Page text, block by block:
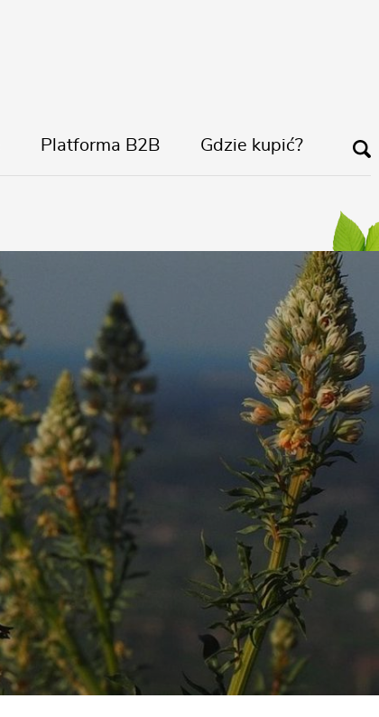
Platforma B2B Gdzie kupić?